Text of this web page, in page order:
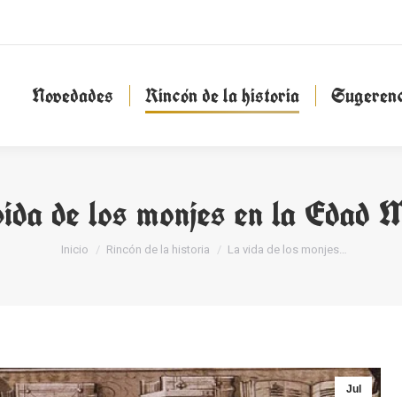
Novedades Rincón de la historia
de los monjes en la Edad
Estás aquí:
Inicio Rincón de la historia La vida de los monjes…
Jul
Novedades Rincón de la historia